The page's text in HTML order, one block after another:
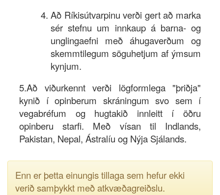
Að Ríkisútvarpinu verði gert að marka
sér stefnu um innkaup á barna- og
unglingaefni með áhugaverðum og
skemmtilegum söguhetjum af ýmsum
kynjum.
5.Að viðurkennt verði lögformlega "þriðja"
kynið í opinberum skráningum svo sem í
vegabréfum og hugtakið innleitt í öðru
opinberu starfi. Með vísan til Indlands,
Pakistan, Nepal, Ástralíu og Nýja Sjálands.
Enn er þetta einungis tillaga sem hefur ekki
verið samþykkt með atkvæðagreiðslu.